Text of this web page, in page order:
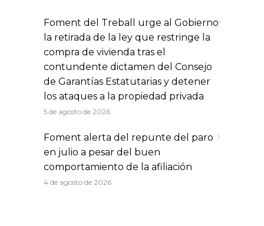
Foment del Treball urge al Gobierno
la retirada de la ley que restringe la
compra de vivienda tras el
contundente dictamen del Consejo
de Garantías Estatutarias y detener
los ataques a la propiedad privada
5 de agosto de 2026
Foment alerta del repunte del paro
en julio a pesar del buen
comportamiento de la afiliación
4 de agosto de 2026